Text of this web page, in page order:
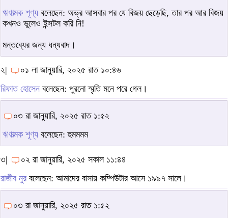
ঋণাত্মক শূণ্য বলেছেন: অভ্র আসবার পর যে বিজয় ছেড়েছি, তার পর আর বিজয়
কখনও ভুলেও ইন্সটল করি নি!
মন্তব্যের জন্য ধন্যবাদ।
২|
০১ লা জানুয়ারি, ২০২৫ রাত ১০:৪৬
রিফাত হোসেন বলেছেন: পুরনো স্মৃতি মনে পরে গেল।
০৩ রা জানুয়ারি, ২০২৫ রাত ১:৫২
ঋণাত্মক শূণ্য বলেছেন: হুমমমম
৩|
০২ রা জানুয়ারি, ২০২৫ সকাল ১১:৪৪
রাজীব নুর বলেছেন: আমাদের বাসায় কম্পিউটার আসে ১৯৯৭ সালে।
০৩ রা জানুয়ারি, ২০২৫ রাত ১:৫২